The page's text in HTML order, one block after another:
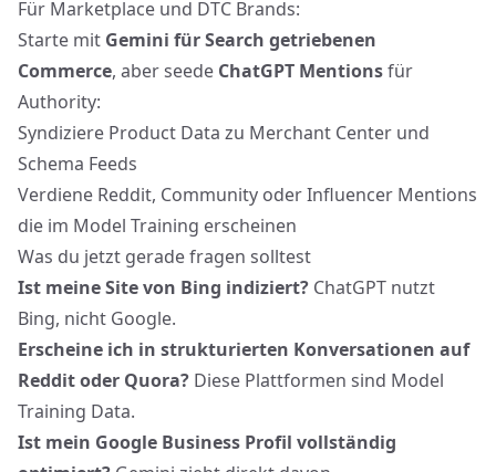
Für Marketplace und DTC Brands:
Starte mit Gemini für Search getriebenen
Commerce, aber seede ChatGPT Mentionsfür
Authority:
Syndiziere Product Data zu Merchant Center und
Schema Feeds
Verdiene Reddit, Community oder Influencer Mentions
die im Model Training erscheinen
Was du jetzt gerade fragen solltest
Ist meine Site von Bing indiziert? ChatGPT nutzt
Bing, nicht Google.
Erscheine ich in strukturierten Konversationen auf
Reddit oder Quora? Diese Plattformen sind Model
Training Data.
Ist mein Google Business Profil vollständig